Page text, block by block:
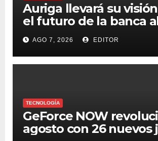
Auriga llevará su
el futuro de la banca
Digital Summit 2026
AGO 7, 2026 EDITOR
TECNOLOGÍA
GeForce NOW
agosto con 26 nuevos